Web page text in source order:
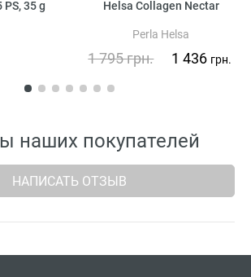
PS, 35 g
Helsa Collagen Nectar
Perla Helsa
1 795грн. 1 436 грн.
наших покупателей
НАПИСАТЬ ОТЗЫВ